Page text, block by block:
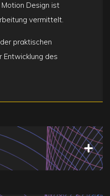
Design ist
vermittelt.
praktischen
Entwicklung des